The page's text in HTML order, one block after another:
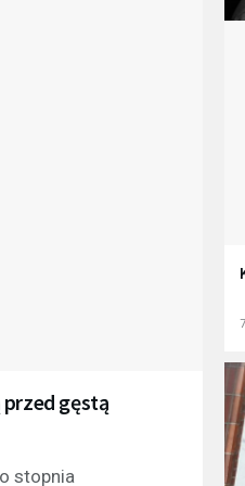
gęstą
stopnia